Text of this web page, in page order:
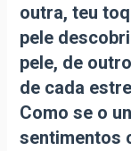
outra, teu
pele
pele, de
de cada
Como se o
sentimentos